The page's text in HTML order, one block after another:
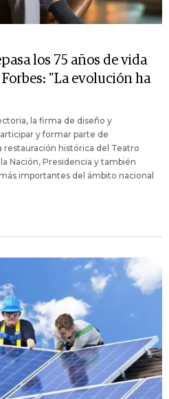
los 75 años de vida
"La evolución ha
la firma de diseño y
y formar parte de
histórica del Teatro
Nación, Presidencia y también
importantes del ámbito nacional